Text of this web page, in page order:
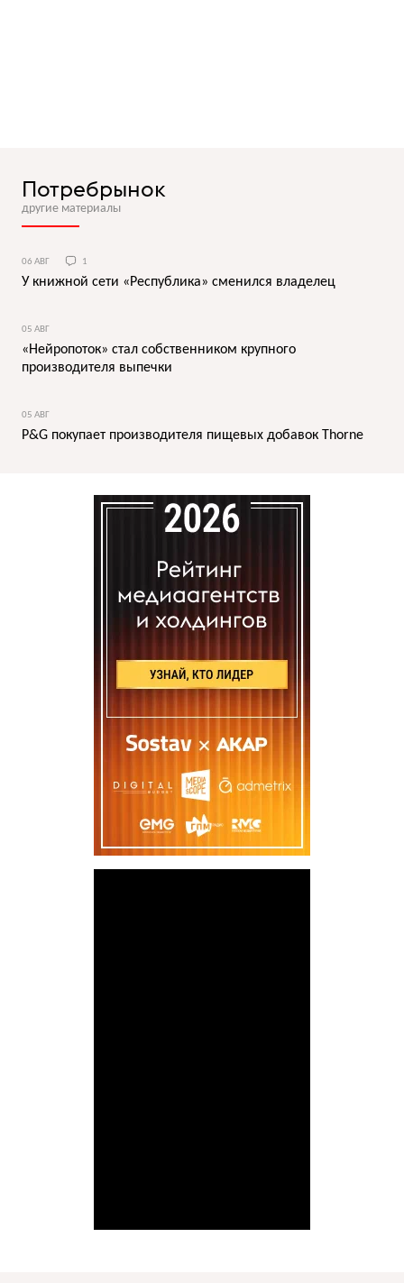
Потребрынок
другие материалы
06 АВГ 1
У книжной сети «Республика» сменился владелец
05 АВГ
«Нейропоток» стал собственником крупного
производителя выпечки
05 АВГ
P&G покупает производителя пищевых добавок Thorne